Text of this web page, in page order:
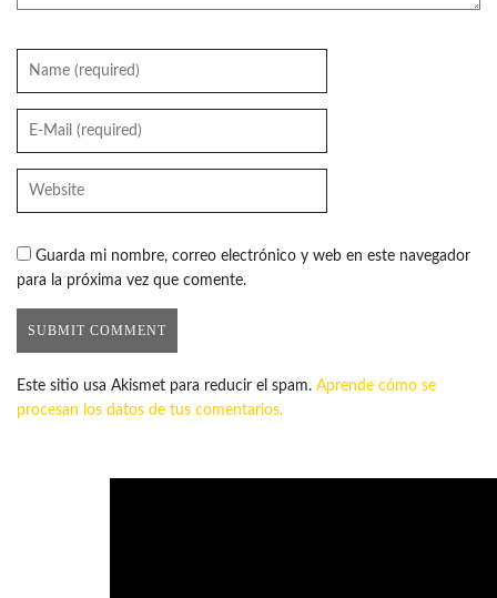
Guarda mi nombre, correo electrónico y web en este navegador
para la próxima vez que comente.
Este sitio usa Akismet para reducir el spam. Aprende cómo se
procesan los datos de tus comentarios.